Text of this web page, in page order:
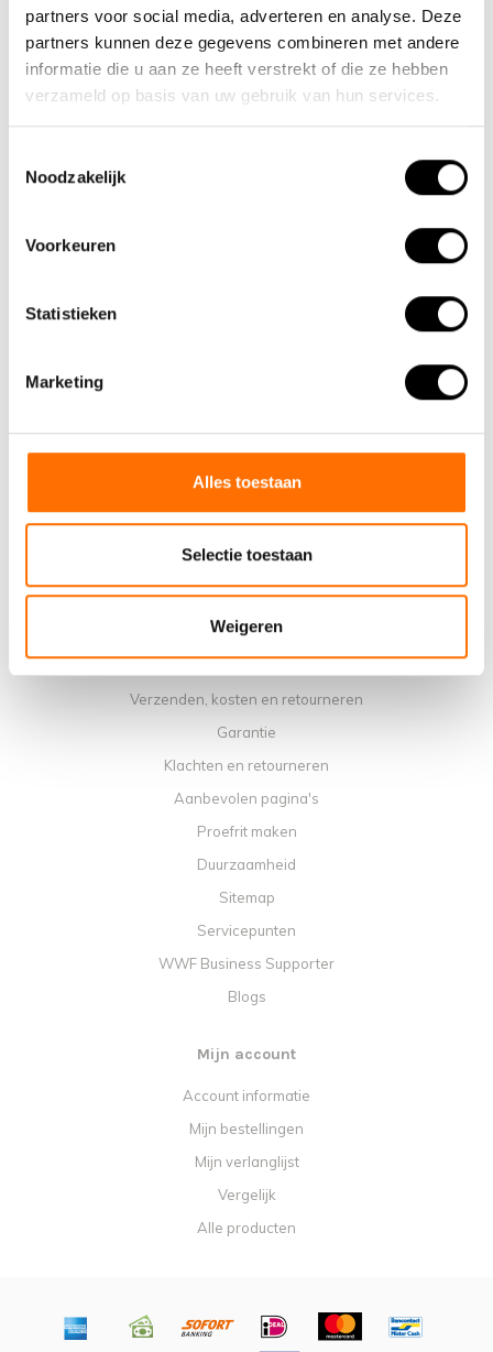
partners voor social media, adverteren en analyse. Deze
partners kunnen deze gegevens combineren met andere
informatie die u aan ze heeft verstrekt of die ze hebben
verzameld op basis van uw gebruik van hun services.
Noodzakelijk
Voorkeuren
Statistieken
Marketing
Alles toestaan
Selectie toestaan
Weigeren
(+31) 73 203 2487
(+31) 73 203 2487
sales@lacros.nl
Verkooppunten
Instructievideo's
Algemene voorwaarden
Privacybeleid
Verzenden, kosten en retourneren
Garantie
Klachten en retourneren
Aanbevolen pagina's
Proefrit maken
Duurzaamheid
Sitemap
Servicepunten
WWF Business Supporter
Blogs
Mijn account
Account informatie
Mijn bestellingen
Mijn verlanglijst
Vergelijk
Alle producten